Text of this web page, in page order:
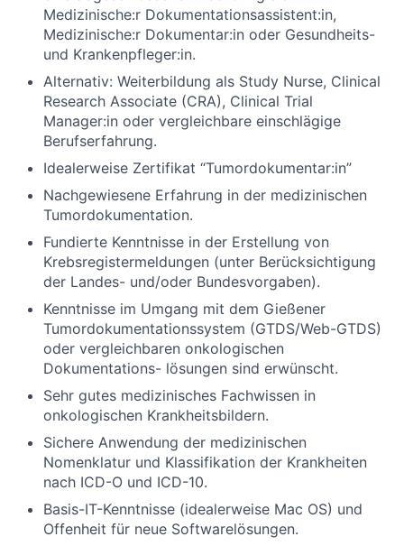
Medizinische:r Dokumentationsassistent:in,
Medizinische:r Dokumentar:in oder Gesundheits-
und Krankenpfleger:in.
Alternativ: Weiterbildung als Study Nurse, Clinical
Research Associate (CRA), Clinical Trial
Manager:in oder vergleichbare einschlägige
Berufserfahrung.
Idealerweise Zertifikat “Tumordokumentar:in”
Nachgewiesene Erfahrung in der medizinischen
Tumordokumentation.
Fundierte Kenntnisse in der Erstellung von
Krebsregistermeldungen (unter Berücksichtigung
der Landes- und/oder Bundesvorgaben).
Kenntnisse im Umgang mit dem Gießener
Tumordokumentationssystem (GTDS/Web-GTDS)
oder vergleichbaren onkologischen
Dokumentations- lösungen sind erwünscht.
Sehr gutes medizinisches Fachwissen in
onkologischen Krankheitsbildern.
Sichere Anwendung der medizinischen
Nomenklatur und Klassifikation der Krankheiten
nach ICD-O und ICD-10.
Basis-IT-Kenntnisse (idealerweise Mac OS) und
Offenheit für neue Softwarelösungen.